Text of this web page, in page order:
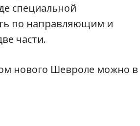
специальной
по направляющим и
части.
нового Шевроле можно в